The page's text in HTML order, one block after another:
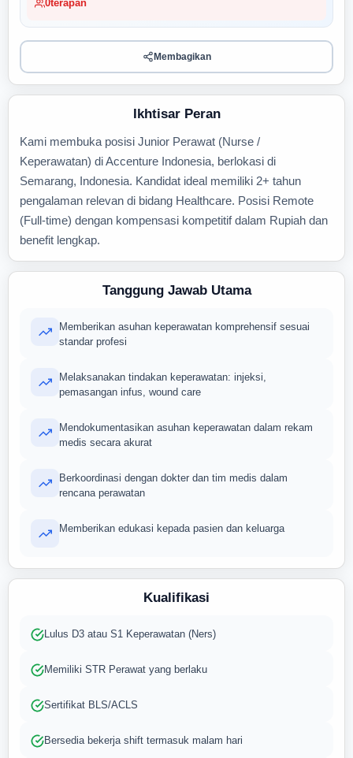
0terapan
Membagikan
Ikhtisar Peran
Kami membuka posisi Junior Perawat (Nurse /
Keperawatan) di Accenture Indonesia, berlokasi di
Semarang, Indonesia. Kandidat ideal memiliki 2+ tahun
pengalaman relevan di bidang Healthcare. Posisi Remote
(Full-time) dengan kompensasi kompetitif dalam Rupiah dan
benefit lengkap.
Tanggung Jawab Utama
Memberikan asuhan keperawatan komprehensif sesuai
standar profesi
Melaksanakan tindakan keperawatan: injeksi,
pemasangan infus, wound care
Mendokumentasikan asuhan keperawatan dalam rekam
medis secara akurat
Berkoordinasi dengan dokter dan tim medis dalam
rencana perawatan
Memberikan edukasi kepada pasien dan keluarga
Kualifikasi
Lulus D3 atau S1 Keperawatan (Ners)
Memiliki STR Perawat yang berlaku
Sertifikat BLS/ACLS
Bersedia bekerja shift termasuk malam hari